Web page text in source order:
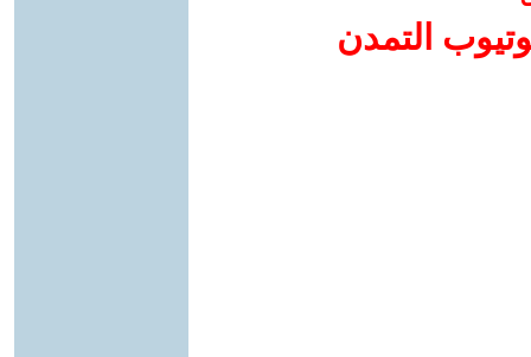
التمدن